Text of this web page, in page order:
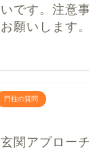
いです。注意
お願いします。
門柱の質問
玄関アプロー